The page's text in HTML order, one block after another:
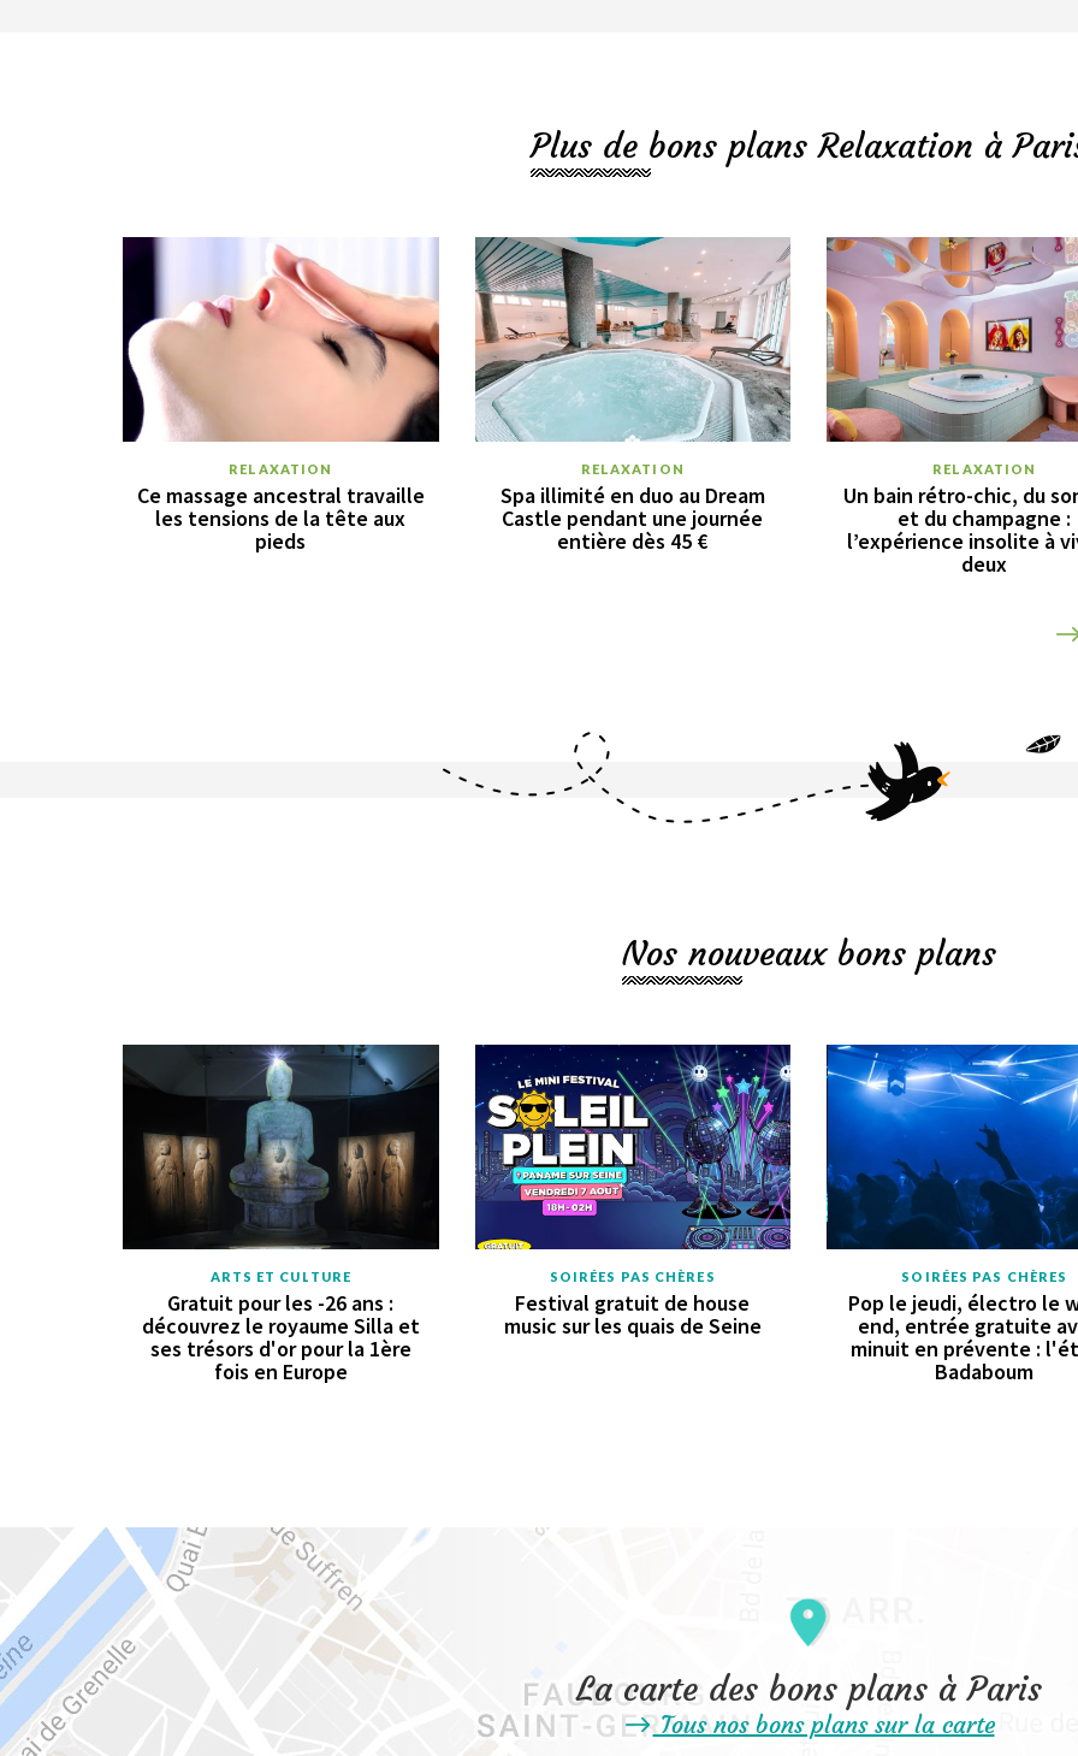
Plus de bons plans Relaxation à
RELAXATION
Ce massage ancestral travaille
les tensions de la tête aux
pieds
RELAXATION
Spa illimité en duo au Dream
Castle pendant une journée
entière dès 45 €
RELAXATION
Un bain rétro-chic, du
et du champagne :
l’expérience insolite à
deux
Nos nouveaux bons plans
ARTS ET CULTURE
Gratuit pour les -26 ans :
découvrez le royaume Silla et
ses trésors d'or pour la 1ère
fois en Europe
SOIRÉES PAS CHÈRES
Festival gratuit de house
music sur les quais de Seine
SOIRÉES PAS CHÈRES
Pop le jeudi, électro le
end, entrée gratuite
minuit en prévente :
Badaboum
La carte des bons plans à Paris
Tous nos bons plans sur la carte